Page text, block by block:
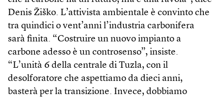
Denis Žiško. L’attivista ambientale è convinto che
tra quindici o vent’anni l’industria carbonifera
sarà finita. “Costruire un nuovo impianto a
carbone adesso è un controsenso”, insiste.
“L’unità 6 della centrale di Tuzla, con il
desolforatore che aspettiamo da dieci anni,
basterà per la transizione. Invece, dobbiamo